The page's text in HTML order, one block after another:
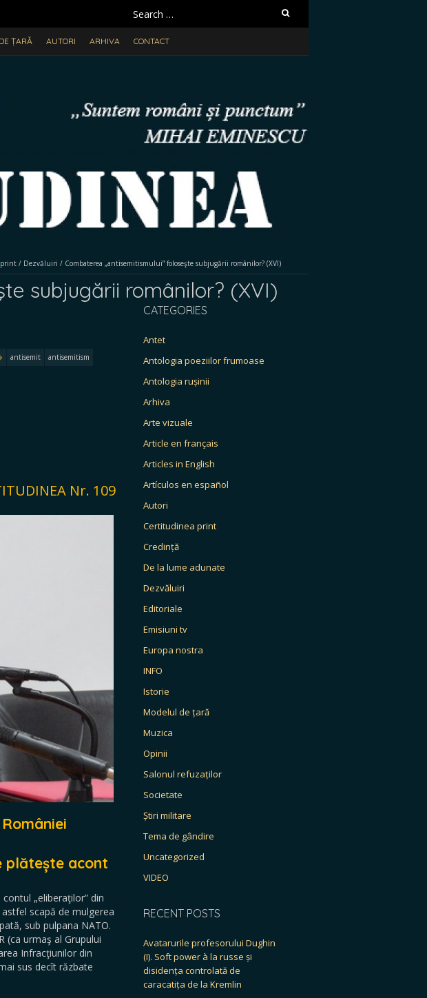
Search
for:
ȚARĂ AUTORI ARHIVA CONTACT
/ Dezvăluiri / Combaterea „antisemitismului” foloseşte subjugării românilor? (XVI)
subjugării românilor? (XVI)
antisemit
antisemitism
Nr. 109
României
plătește acont
„eliberaţilor” din
scapă de mulgerea
sub pulpana NATO.
(ca urmaş al Grupului
Infracţiunilor din
sus decît răzbate
CATEGORIES
Antet
Antologia poeziilor frumoase
Antologia rușinii
Arhiva
Arte vizuale
Article en français
Articles in English
Artículos en español
Autori
Certitudinea print
Credință
De la lume adunate
Dezvăluiri
Editoriale
Emisiuni tv
Europa nostra
INFO
Istorie
Modelul de țară
Muzica
Opinii
Salonul refuzaților
Societate
Știri militare
Tema de gândire
Uncategorized
VIDEO
RECENT POSTS
Avatarurile profesorului Dughin
(I). Soft power à la russe și
disidența controlată de
caracatița de la Kremlin